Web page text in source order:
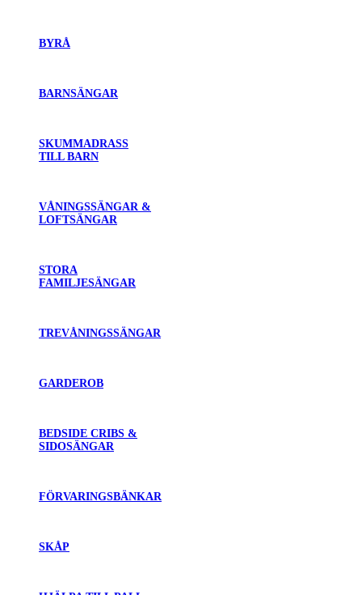
BYRÅ
BARNSÄNGAR
SKUMMADRASS
TILL BARN
VÅNINGSSÄNGAR &
LOFTSÄNGAR
STORA
FAMILJESÄNGAR
TREVÅNINGSSÄNGAR
GARDEROB
BEDSIDE CRIBS &
SIDOSÄNGAR
FÖRVARINGSBÄNKAR
SKÅP